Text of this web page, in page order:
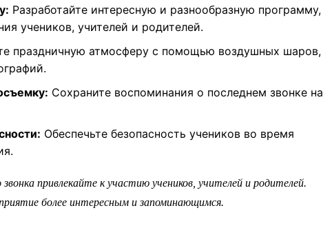
Разработайте интересную и разнообразную программу,
учеников, учителей и родителей.
праздничную атмосферу с помощью воздушных шаров,
Сохраните воспоминания о последнем звонке на
Обеспечьте безопасность учеников во время
привлекайте к участию учеников, учителей и родителей.
более интересным и запоминающимся.